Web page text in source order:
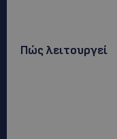
Πώς λειτουργεί